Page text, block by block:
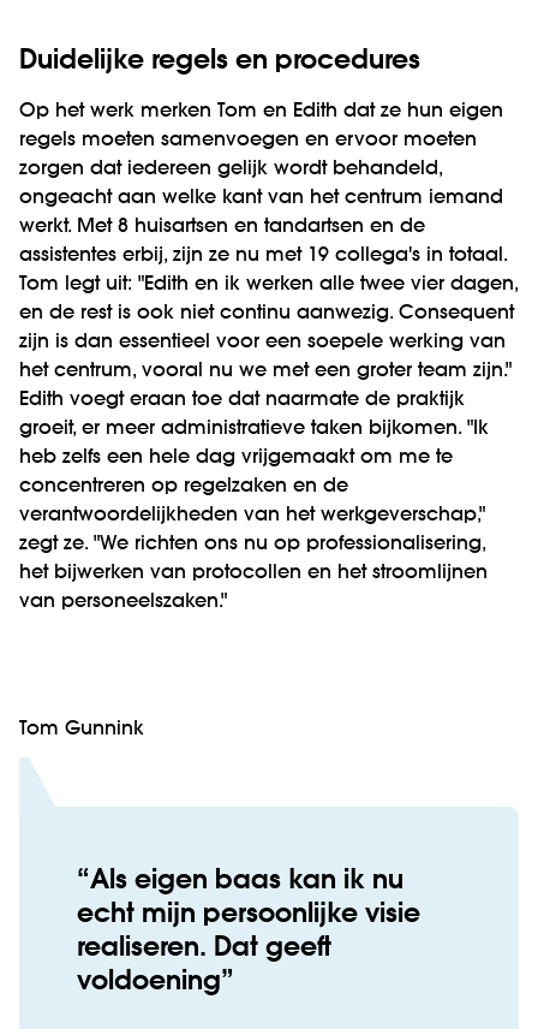
Duidelijke regels en procedures
Op het werk merken Tom en Edith dat ze hun eigen
regels moeten samenvoegen en ervoor moeten
zorgen dat iedereen gelijk wordt behandeld,
ongeacht aan welke kant van het centrum iemand
werkt. Met 8 huisartsen en tandartsen en de
assistentes erbij, zijn ze nu met 19 collega's in totaal.
Tom legt uit: "Edith en ik werken alle twee vier dagen,
en de rest is ook niet continu aanwezig. Consequent
zijn is dan essentieel voor een soepele werking van
het centrum, vooral nu we met een groter team zijn."
Edith voegt eraan toe dat naarmate de praktijk
groeit, er meer administratieve taken bijkomen. "Ik
heb zelfs een hele dag vrijgemaakt om me te
concentreren op regelzaken en de
verantwoordelijkheden van het werkgeverschap,"
zegt ze. "We richten ons nu op professionalisering,
het bijwerken van protocollen en het stroomlijnen
van personeelszaken."
Tom Gunnink
Als eigen baas kan ik nu
echt mijn persoonlijke visie
realiseren. Dat geeft
voldoening